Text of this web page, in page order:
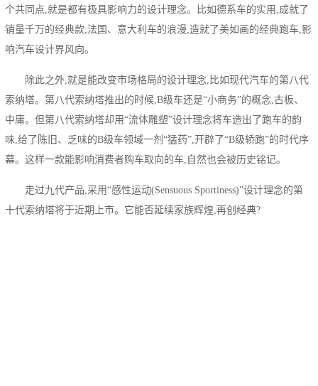
个共同点,就是都有极具影响力的设计理念。比如德系车的实用,成就了
销量千万的经典款;法国、意大利车的浪漫,造就了美如画的经典跑车,影
响汽车设计界风向。
除此之外,就是能改变市场格局的设计理念,比如现代汽车的第八代
索纳塔。第八代索纳塔推出的时候,B级车还是“小商务”的概念,古板、
中庸。但第八代索纳塔却用“流体雕塑”设计理念将车造出了跑车的韵
味,给了陈旧、乏味的B级车领域一剂“猛药”,开辟了“B级轿跑”的时代序
幕。这样一款能影响消费者购车取向的车,自然也会被历史铭记。
走过九代产品,采用“感性运动(Sensuous Sportiness)”设计理念的第
十代索纳塔将于近期上市。它能否延续家族辉煌,再创经典?